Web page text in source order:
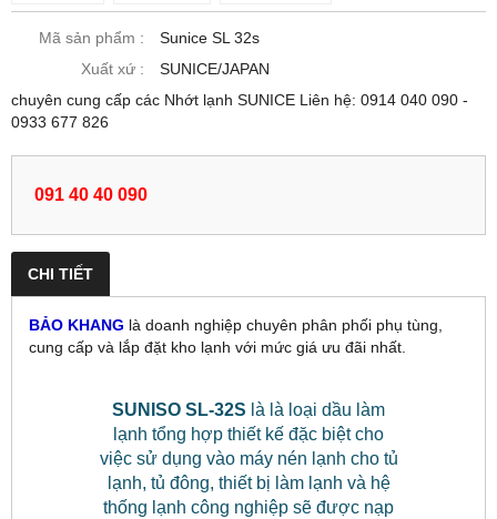
Mã sản phẩm :
Sunice SL 32s
Xuất xứ :
SUNICE/JAPAN
chuyên cung cấp các Nhớt lạnh SUNICE Liên hệ: 0914 040 090 -
0933 677 826
091 40 40 090
CHI TIẾT
BẢO KHANG là doanh nghiệp chuyên phân phối phụ tùng,
cung cấp và lắp đặt kho lạnh với mức giá ưu đãi nhất.
SUNISO SL-32S là là loại dầu làm
lạnh tổng hợp thiết kế đặc biệt cho
việc sử dụng vào máy nén lạnh cho tủ
lạnh, tủ đông, thiết bị làm lạnh và hệ
thống lạnh công nghiệp sẽ được nạp